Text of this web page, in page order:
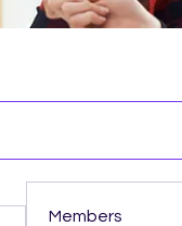
Members